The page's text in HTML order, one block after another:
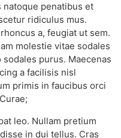
penatibus et
ridiculus mus.
a, feugiat ut sem.
molestie vitae sodales
purus. Maecenas
a facilisis nisl
primis in faucibus orci
leo. Nullam pretium
in dui tellus. Cras